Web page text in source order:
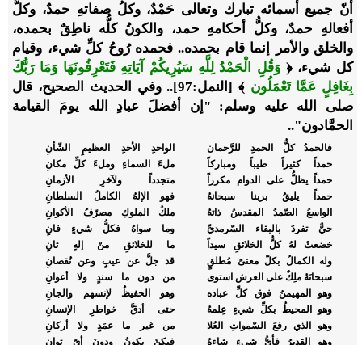
أنّ جميع أسمائه تبارك وتعالى حَمْدٌ، وكلُ صفاتهِ حمدٌ، وكلُّ
أفعالهِ حمدٌ، وكلُّ أحكامهِ حمد، والكونُ كلُّه ناطِقٌ بحمده،
والخلق والأمر إنما قام بحمده.. فحمده رُوحُ كلِّ شيء، وقيام
كل شيء، ﴿ وَقُلِ الْحَمْدُ لِلَّهِ سَيُرِيكُمْ آيَاتِهِ فَتَعْرِفُونَهَا وَمَا رَبُّكَ
بِغَافِلٍ عَمَّا تَعْمَلُون
﴾ [النمل:97].. وفي الحديث الصحيح، قال
صلى الله عليه وسلم: "إن أفضلَ عبادِ الله يومَ القيامة
الحمَّادون"..
فالحمدُ كلُّ الحمدِ للرَّحمان
الواحدِ الأحدِ العظيمِ الشّأنِ
حمداً كثيراً طيباً ومباركاً
ملءَ السماءِ وملءَ كلِّ مكانِ
حمداً يظلُّ على الدوام مكرراً
متجدداً ولآخرِ الأزمانِ
حمداً يليقُ بربنا سبحانهُ
فهو الإلهُ الكاملُ السلطانِ
الواسعُ الصّمدُ المقدسُ ذاتهُ
ملكُ الملوكِ مصرّفُ الأكوانِ
حيٌّ تفردَ بالبقاء السّرمديِّ
وما سواهُ فكلُّ شيءٍ فانِ
خضعتْ لهُ كلُّ الخلائقِ سيداً
ما للخلائقِ منْ إلهٍ ثانِ
وله الكمالُ بكلّ معنىً مُطلقٍ
قد جلَّ عن عيبٍ وعن نُقصانِ
سبحانَهُ ملِكٌ على العرش استوى
من دون ما سندٍ ولا أعوانِ
وهو المهيمنُ فوق كلِّ عباده
وهو الحفيظُ لإنسهم والجانِ
وهو المحيطُ بكلِّ شيءٍ عِلمهُ
حتى أدقَّ خواطرِ الإنسانِ
وهو الذي رفعَ السّمواتِ العُلا
من غير ما عمَدٍ ولا أركانِ
وهو القديرُ فأيُّ شيءٍ شاءهُ
فبكنْ يكونُ ودونَ أيّ توانِ